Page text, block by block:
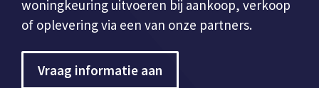
woningkeuring uitvoeren bij aankoop, verkoop
of oplevering via een van onze partners.
Vraag informatie aan